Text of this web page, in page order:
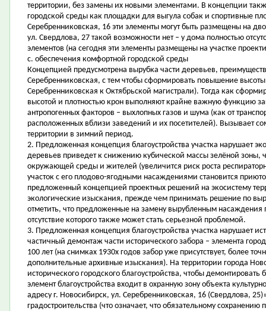
территории, без замены их новыми элементами. В концепции
городской среды как площадки для выгула собак и спортивные
Серебренниковская, 16 эти элементы могут быть размещены на
ул. Свердлова, 27 такой возможности нет – у дома полностью
элементов (на сегодня эти элементы размещены на участке
c. обеспечения комфортной городской среды
Концепцией предусмотрена вырубка части деревьев,
Серебренниковская, с тем чтобы сформировать повышение
Серебренниковская к Октябрьской магистрали). Тогда как
высотой и плотностью крон выполняют крайне важную функцию
антропогенных факторов – выхлопных газов и шума (как от
расположенных вблизи заведений и их посетителей). Вызывает
территории в зимний период.
2. Предложенная концепция благоустройства участка нарушает
деревьев приведет к снижению кубической массы зелёной зоны,
окружающей среды и жителей (увеличится риск роста
участок с его плодово-ягодными насаждениями становится
предложенный концепцией проектных решений на экосистему
экологические изыскания, прежде чем принимать решение по
отметить, что предложенные на замену вырубленным
отсутствие которого также может стать серьезной проблемой.
3. Предложенная концепция благоустройства участка нарушает
частичный демонтаж части исторического забора – элемента
100 лет (на снимках 1930х годов забор уже присутствует, более
дополнительные архивные изыскания). На территории города
исторического городского благоустройства, чтобы
элемент благоустройства входит в охранную зону объекта
адресу г. Новосибирск, ул. Серебренниковская, 16 (Свердлова,
градостроительства (что означает, что обязательному